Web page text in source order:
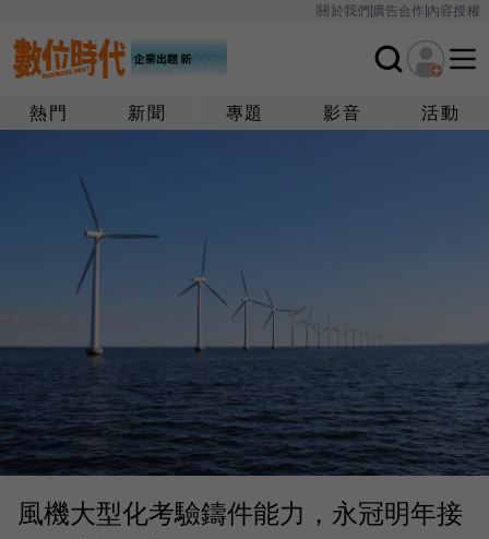
關於我們廣告合作內容授權
熱門 新聞 專題 影音 活動
風機大型化考驗鑄件能力，永冠明年接